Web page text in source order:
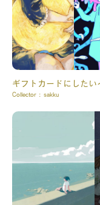
ギフトカードにしたい
Collector : sakku